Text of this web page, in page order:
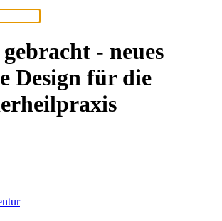
- neues
Design für die